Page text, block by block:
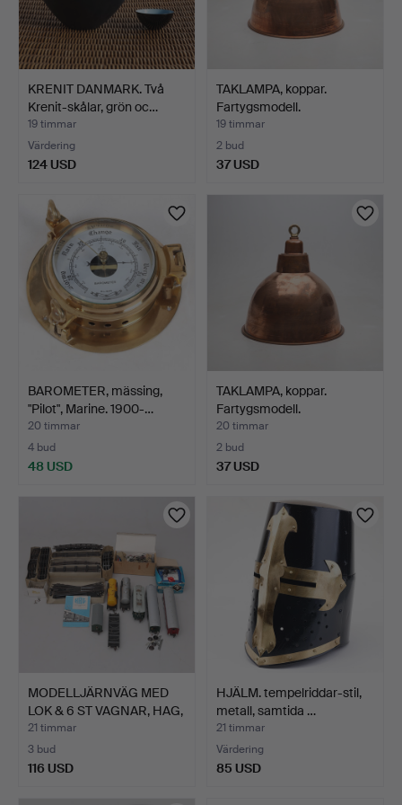
KRENIT DANMARK. Två
Krenit-skålar, grön oc…
19 timmar
Värdering
124 USD
TAKLAMPA, koppar.
Fartygsmodell.
19 timmar
2 bud
37 USD
BAROMETER, mässing,
"Pilot", Marine. 1900-…
20 timmar
4 bud
48 USD
TAKLAMPA, koppar.
Fartygsmodell.
20 timmar
2 bud
37 USD
MODELLJÄRNVÄG MED
LOK & 6 ST VAGNAR, HAG,
…
21 timmar
3 bud
116 USD
HJÄLM. tempelriddar-stil,
metall, samtida …
21 timmar
Värdering
85 USD